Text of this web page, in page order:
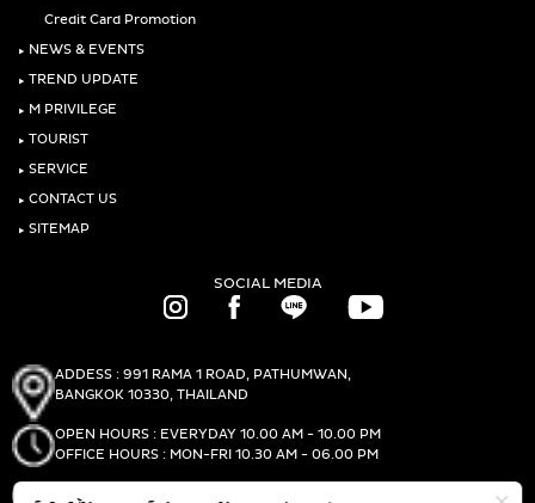
Credit Card Promotion
‣ NEWS & EVENTS
‣ TREND UPDATE
‣ M PRIVILEGE
‣ TOURIST
‣ SERVICE
‣ CONTACT US
‣ SITEMAP
SOCIAL MEDIA
ADDESS : 991 RAMA 1 ROAD, PATHUMWAN,
BANGKOK 10330, THAILAND
OPEN HOURS : EVERYDAY 10.00 AM - 10.00 PM
OFFICE HOURS : MON-FRI 10.30 AM - 06.00 PM